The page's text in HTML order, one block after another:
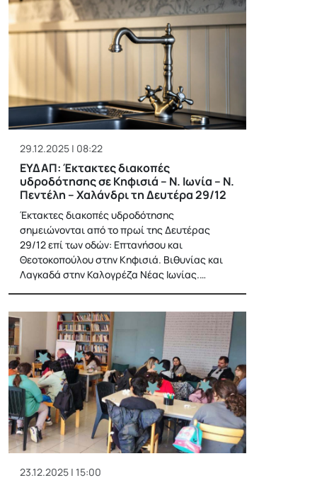
29.12.2025 | 08:22
ΕΥΔΑΠ: Έκτακτες διακοπές
υδροδότησης σε Κηφισιά – Ν. Ιωνία – Ν.
Πεντέλη – Χαλάνδρι τη Δευτέρα 29/12
Έκτακτες διακοπές υδροδότησης
σημειώνονται από το πρωί της Δευτέρας
29/12 επί των οδών: Επτανήσου και
Θεοτοκοπούλου στην Κηφισιά. Βιθυνίας και
Λαγκαδά στην Καλογρέζα Νέας Ιωνίας.…
23.12.2025 | 15:00